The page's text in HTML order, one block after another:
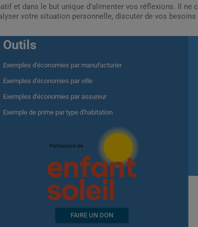
et dans le but unique d’alimenter vos réflexions. Il ne
votre situation personnelle, discuter de vos
Outils
Exemples d'économies par manufacturier
Exemples d'économies par ville
Exemples d'économies par assureur
Exemple de prime par type d'habitation
FAIRE UN DON